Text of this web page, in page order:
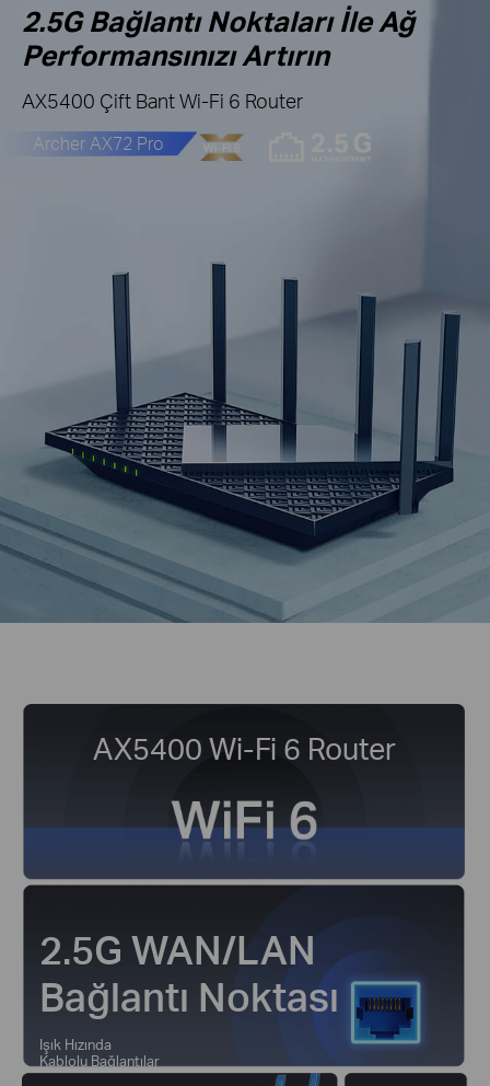
2.5G Bağlantı Noktaları İle Ağ
Performansınızı Artırın
AX5400 Çift Bant Wi-Fi 6 Router
Archer AX72 Pro
AX5400 Wi-Fi 6 Router
2.5G WAN/LAN
Bağlantı Noktası
Işık Hızında
Kablolu Bağlantılar